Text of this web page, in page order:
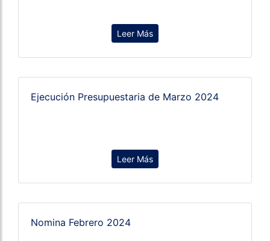
Leer Más
Ejecución Presupuestaria de Marzo 2024
Leer Más
Nomina Febrero 2024